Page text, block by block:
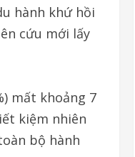
hành khứ hồi
cứu mới lấy
mất khoảng 7
kiệm nhiên
bộ hành